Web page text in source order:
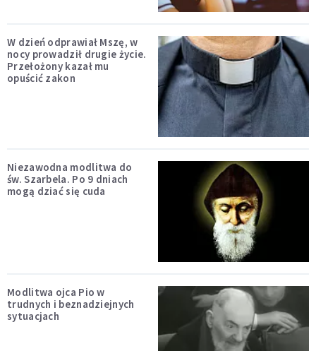
W dzień odprawiał Mszę, w
nocy prowadził drugie życie.
Przełożony kazał mu
opuścić zakon
Niezawodna modlitwa do
św. Szarbela. Po 9 dniach
mogą dziać się cuda
Modlitwa ojca Pio w
trudnych i beznadziejnych
sytuacjach